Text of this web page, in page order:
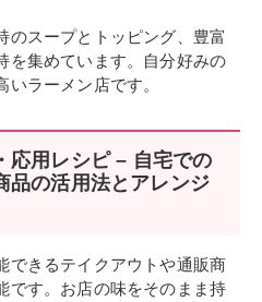
のスープとトッピング、豊富
を集めています。自分好みの
ラーメン店です。
応用レシピ – 自宅での
品の活用法とアレンジ
できるテイクアウトや通販商
です。お店の味をそのまま持